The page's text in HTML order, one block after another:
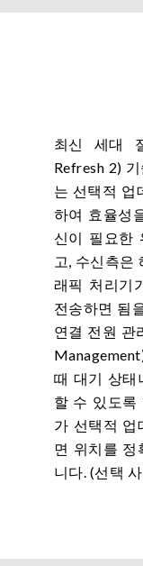
최신 세대
Refresh 2)
는 선택적 업
하여 효율성
신이 필요한
고, 수신측은
래픽 처리기
전송하면 됨
연결 전원 관
때 대기 상태
할 수 있도록
가 선택적 업
면 위치를 정
니다. (선택